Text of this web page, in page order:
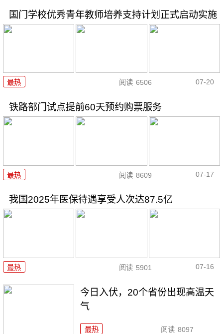
国门学校优秀青年教师培养支持计划正式启动实施
最热 阅读 6506 07-20
铁路部门试点提前60天预约购票服务
最热 阅读 8609 07-17
我国2025年医保待遇享受人次达87.5亿
最热 阅读 5901 07-16
今日入伏，20个省份出现高温天
气
最热 阅读 8097